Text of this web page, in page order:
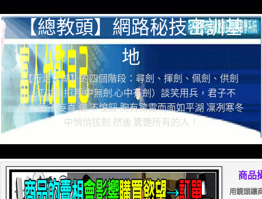
【總教頭】網路秘技密訓基
地
【行走江湖】的四個階段：尋劍、揮劍、佩劍、供劍
（江湖無招.手中無劍.心中有劍）談笑用兵，君子不
器！順.不妄喜 逆.不惶餒 胸有驚雷而面如平湖 凜冽寒冬
中悄悄拔劍 然後.驚艷所有的人！